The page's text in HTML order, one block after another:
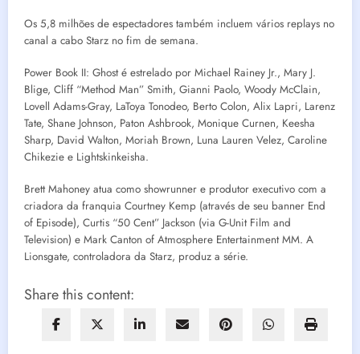
Os 5,8 milhões de espectadores também incluem vários replays no
canal a cabo Starz no fim de semana.
Power Book II: Ghost é estrelado por Michael Rainey Jr., Mary J.
Blige, Cliff “Method Man” Smith, Gianni Paolo, Woody McClain,
Lovell Adams-Gray, LaToya Tonodeo, Berto Colon, Alix Lapri, Larenz
Tate, Shane Johnson, Paton Ashbrook, Monique Curnen, Keesha
Sharp, David Walton, Moriah Brown, Luna Lauren Velez, Caroline
Chikezie e Lightskinkeisha.
Brett Mahoney atua como showrunner e produtor executivo com a
criadora da franquia Courtney Kemp (através de seu banner End
of Episode), Curtis “50 Cent” Jackson (via G-Unit Film and
Television) e Mark Canton of Atmosphere Entertainment MM. A
Lionsgate, controladora da Starz, produz a série.
Share this content: